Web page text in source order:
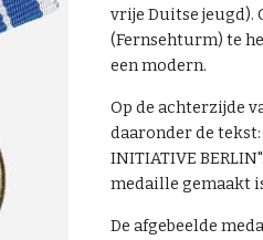
vrije Duitse jeugd).
(Fernsehturm) te
een modern.
Op de achterzijde
daaronder de tekst:
INITIATIVE
medaille gemaakt
De afgebeelde